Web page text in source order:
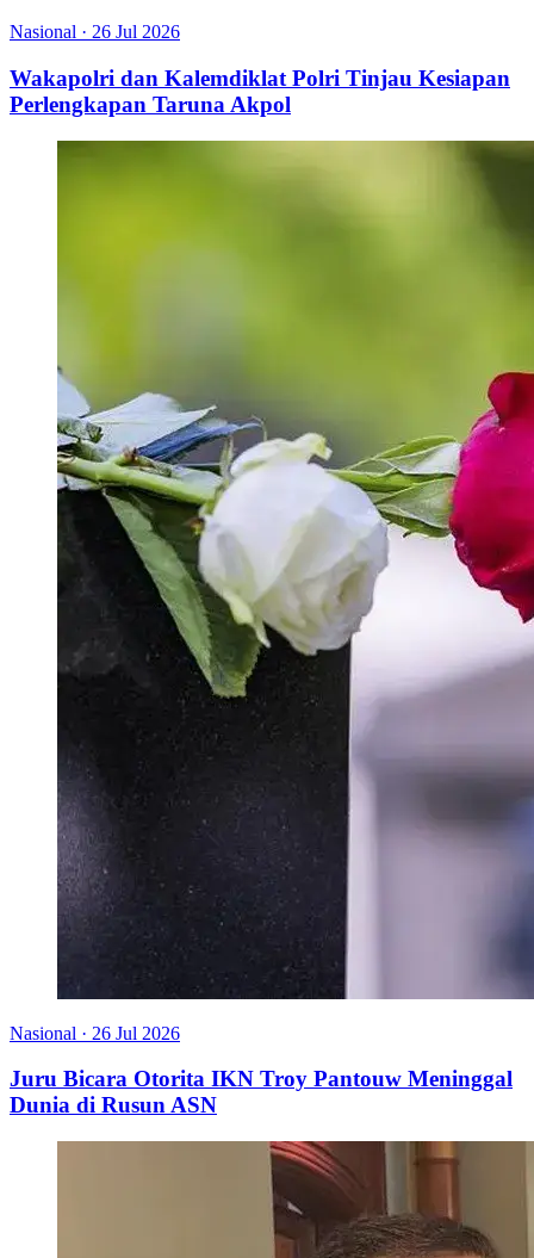
Nasional · 26 Jul 2026
Wakapolri dan Kalemdiklat Polri Tinjau Kesiapan
Perlengkapan Taruna Akpol
Nasional · 26 Jul 2026
Juru Bicara Otorita IKN Troy Pantouw Meninggal
Dunia di Rusun ASN